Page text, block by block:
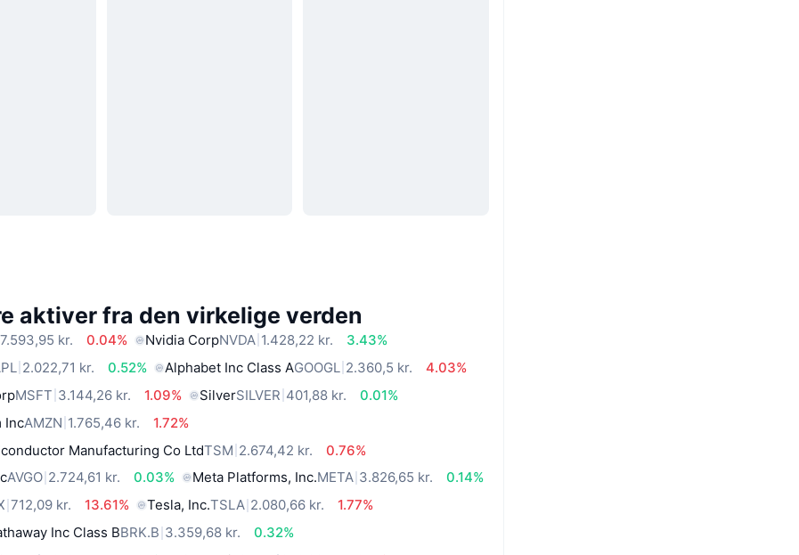
aktiver fra den virkelige verden
kr. 0.04% Nvidia CorpNVDA 1.428,22 kr.
3.43%
2.022,71 kr. 0.52% Alphabet Inc Class AGOOGL 2.360,5 kr.
4.03%
MSFT 3.144,26 kr. 1.09% SilverSILVER 401,88 kr.
0.01%
IncAMZN 1.765,46 kr.
1.72%
Manufacturing Co LtdTSM 2.674,42 kr.
0.76%
AVGO 2.724,61 kr. 0.03% Meta Platforms, Inc.META 3.826,65 kr.
0.14%
712,09 kr. 13.61% Tesla, Inc.TSLA 2.080,66 kr.
1.77%
Inc Class BBRK.B 3.359,68 kr.
0.32%